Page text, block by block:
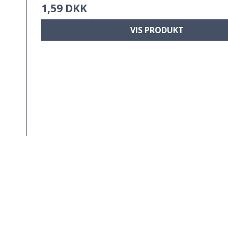
1,59 DKK
VIS PRODUKT